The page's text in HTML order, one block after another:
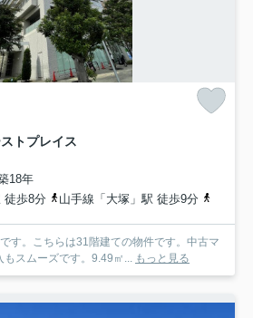
トプレイス
18年
徒歩8分
山手線「大塚」駅 徒歩9分
す。こちらは31階建ての物件です。中古マ
スムーズです。9.49㎡... もっと見る